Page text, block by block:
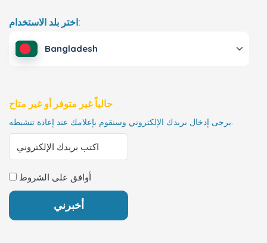
اختر بلد الاستخدام:
Bangladesh
حالياً غير متوفر أو غير متاح
يرجى إدخال بريدك الإلكتروني وسنقوم بإعلامك عند إعادة تنشيطه.
أوافق على الشروط